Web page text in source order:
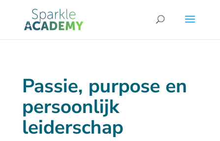
Passie, purpose en
persoonlijk
leiderschap